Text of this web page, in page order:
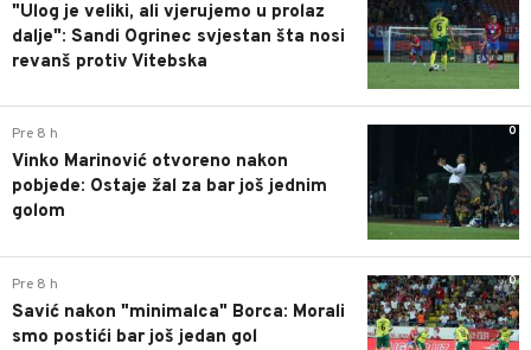
"Ulog je veliki, ali vjerujemo u prolaz
dalje": Sandi Ogrinec svjestan šta nosi
revanš protiv Vitebska
0
Pre 8 h
Vinko Marinović otvoreno nakon
pobjede: Ostaje žal za bar još jednim
golom
0
Pre 8 h
Savić nakon "minimalca" Borca: Morali
smo postići bar još jedan gol